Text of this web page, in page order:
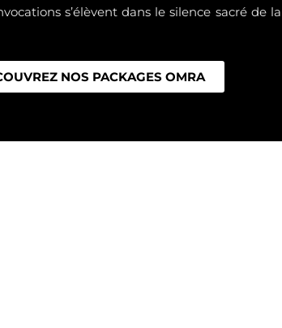
s’élèvent dans le silence sacré de la
NOS PACKAGES OMRA